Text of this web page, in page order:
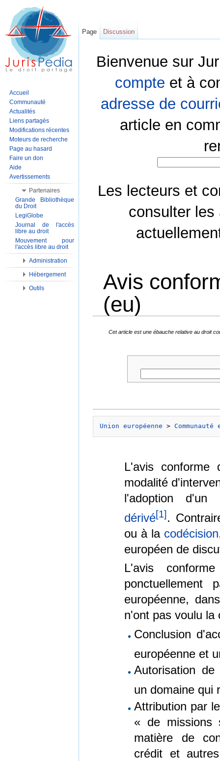
Bienvenue sur
compte et à
adresse de
article en
Les lecteurs et
consulter les
Avis
(eu)
Cet article est une ébauche relative au droit
Union européenne > Communauté
L'avis conforme
modalité
l'adoption
dérivé[1] .
ou à la codécision
européen de
L'avis
ponctuellement
européenne,
n'ont pas voulu la
Conclusion
européenne et
Autorisation
un domaine qui
Attribution par
« de missions
matière de
crédit et
Page Discussion
Accueil
Communauté
Actualités
Liens partagés
Modifications récentes
Moteurs de recherche
Page au hasard
Faire un don
Aide
Avertissements
Partenaires
Grande Bibliothèque
du Droit
LegiGlobe
Journal de l'accès
libre au droit
Mouvement pour
l'accès libre au droit
Administration
Hébergement
Outils